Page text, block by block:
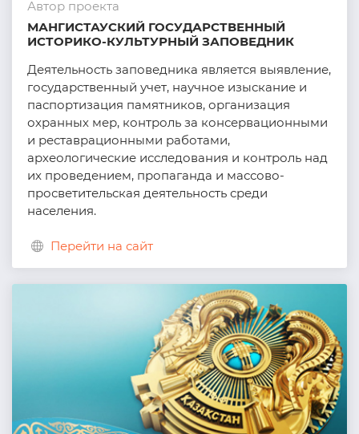
Автор проекта
МАНГИСТАУСКИЙ ГОСУДАРСТВЕННЫЙ
ИСТОРИКО-КУЛЬТУРНЫЙ ЗАПОВЕДНИК
Деятельность заповедника является выявление,
государственный учет, научное изыскание и
паспортизация памятников, организация
охранных мер, контроль за консервационными
и реставрационными работами,
археологические исследования и контроль над
их проведением, пропаганда и массово-
просветительская деятельность среди
населения.
Перейти на сайт